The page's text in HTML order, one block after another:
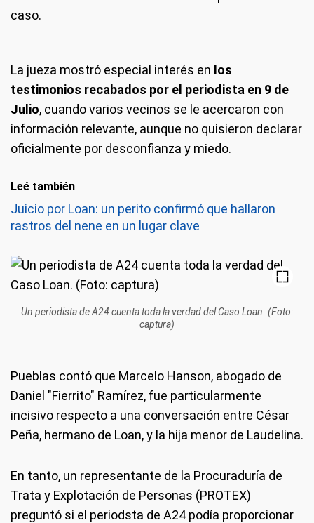
caso.
La jueza mostró especial interés en los
testimonios recabados por el periodista en 9 de
Julio, cuando varios vecinos se le acercaron con
información relevante, aunque no quisieron declarar
oficialmente por desconfianza y miedo.
Leé también
Juicio por Loan: un perito confirmó que hallaron
rastros del nene en un lugar clave
Un periodista de A24 cuenta toda la verdad del Caso Loan. (Foto:
captura)
Pueblas contó que Marcelo Hanson, abogado de
Daniel "Fierrito" Ramírez, fue particularmente
incisivo respecto a una conversación entre César
Peña, hermano de Loan, y la hija menor de Laudelina.
En tanto, un representante de la Procuraduría de
Trata y Explotación de Personas (PROTEX)
preguntó si el periodsta de A24 podía proporcionar